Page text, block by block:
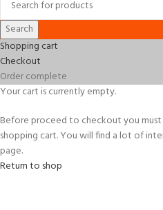
Search
Shopping cart
Checkout
Order complete
Your cart is currently empty.
Before proceed to checkout you
shopping cart. You will find a lot of
page.
Return to shop